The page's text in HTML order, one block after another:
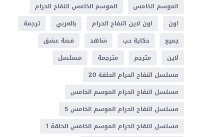
الموسم الخامس
الموسم الخامس التفاح الحرام
اون
اون لاين التفاح الحرام بالعربي
ترجمة
جميع
حكاية حب شاهد
قصة عشق
لاين
مترجم مترجمة
مسلسل
مسلسل التفاح الحرام الحلقة 20
مسلسل التفاح الحرام الموسم الخامس
مسلسل التفاح الحرام الموسم الخامس 5
مسلسل التفاح الحرام الموسم الخامس الحلقة 1